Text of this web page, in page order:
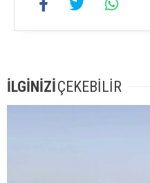
İLGİNİZİÇEKEBİLİR